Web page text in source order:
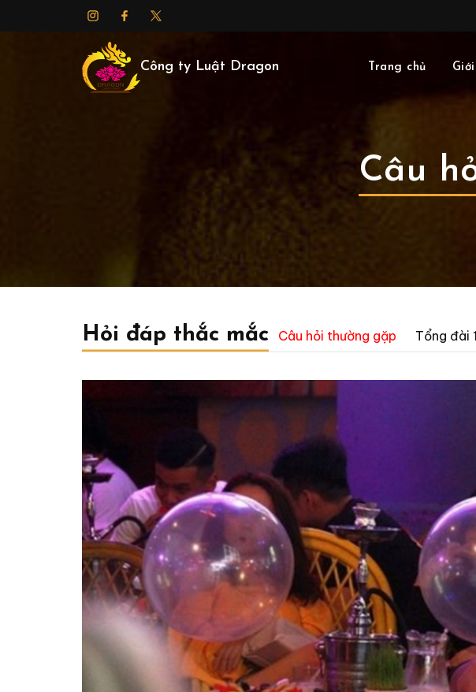
Công ty Luật Dragon Trang chủ
Câu
Hỏi đáp thắc mắc Câu hỏi thường gặp Tổng đài